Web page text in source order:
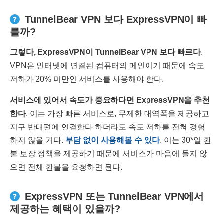
TunnelBear VPN 보다 ExpressVPN이 빠
를까?
그렇다, ExpressVPN 이 TunnelBear VPN 보다 빠르다.
VPN은 인터넷에 연결된 컴퓨터의 메인이기 때문에 속도
저하가 20% 미만인 서비스를 사용해야 한다.
서비스에 있어서 속도가 중요하다면 ExpressVPN 을 추천
한다. 이는 가장 빠른 서비스로, 무제한 대역폭을 제공하고
지구 반대편에 연결한다 하더라도 속도 저하를 전혀 경험
하지 않을 거다. 부담 없이 사용해볼 수 있다. 이는 30*일 환
불 보장 정책을 제공하기 때문에 서비스가 마음에 들지 않
으면 전체 환불을 요청하면 된다.
ExpressVPN 또는 TunnelBear VPN에서
제공하는 혜택이 있을까?